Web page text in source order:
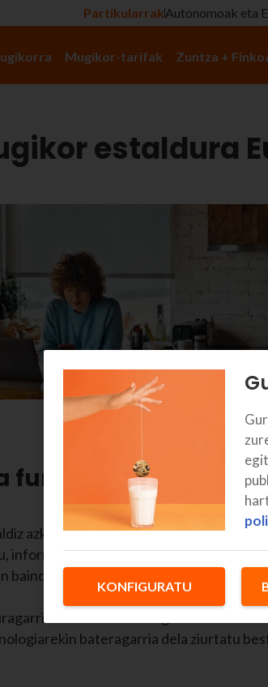
PartikularrakAutonomoak eta
Mugikor-tarifak Zuntza +
estaldura
funtzionatzen du 5G-
azkarrago nabigatuko zara. 5G-rekin ere
informazioa sarearen bidez
20 aldiz hobea! Sarean jokatzen
Euskaltelen tarifa guztietarako.
bateragarria dela ziurtatu
KONFIGURATU